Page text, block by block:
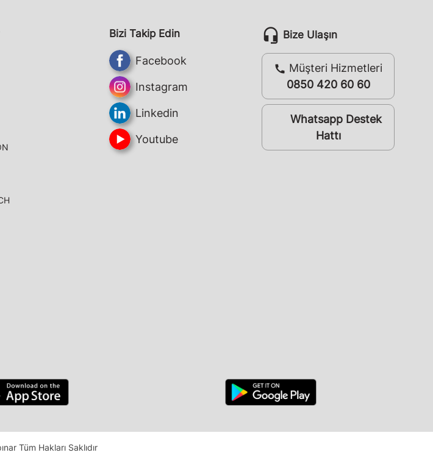
Bizi Takip Edin
Facebook
Instagram
Linkedin
Youtube
headset_mic Bize Ulaşın
call Müşteri Hizmetleri
0850 420 60 60
whatsappWhatsapp Destek
Hattı
Tüm Hakları Saklıdır